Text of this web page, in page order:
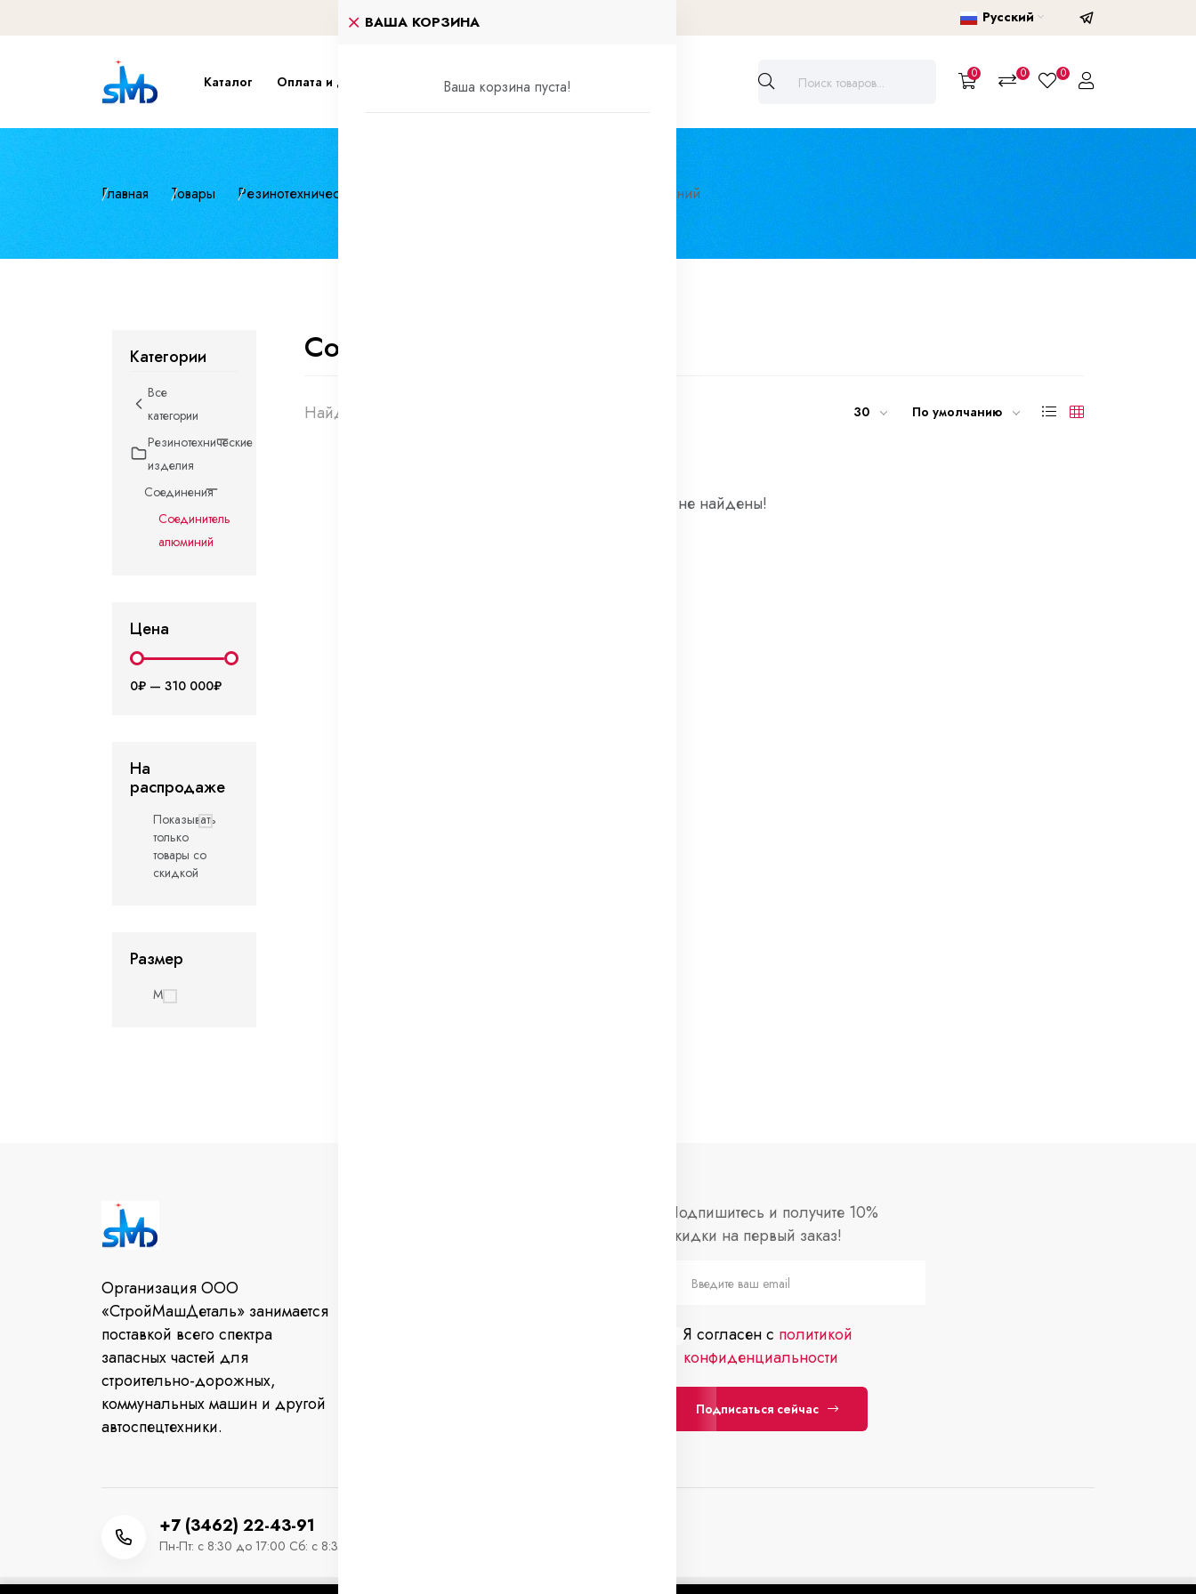
Русский
Каталог Оплата и доставка Работа по договорам 0 0 0
ВАША КОРЗИНА
Ваша корзина пуста!
Главная Товары Резинотехнические изделия Соединитель алюминий
Категории
Все
категории
Резинотехнические
изделия
Соединения
Соединитель
алюминий
Цена
0₽ — 310 000₽
На
распродаже
Показывать
только
товары со
скидкой
Размер
M
Соединитель алюминий
Найдено 0 товаров 30 По умолчанию
Товары не найдены!
Организация ООО
«СтройМашДеталь» занимается
поставкой всего спектра
запасных частей для
строительно-дорожных,
коммунальных машин и другой
автоспецтехники.
Подпишитесь и получите 10%
скидки на первый заказ!
Я согласен с политикой
конфиденциальности
Подписаться сейчас
+7 (3462) 22-43-91
Пн-Пт: с 8:30 до 17:00 Сб: с 8:30 до 12:00 Вс: выходной